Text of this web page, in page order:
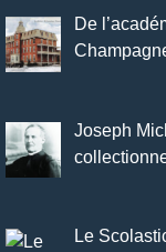
De
Joseph
Le